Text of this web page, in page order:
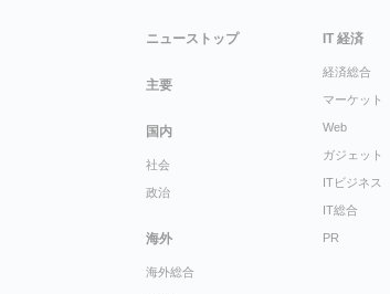
ニューストップ
主要
国内
社会
政治
海外
海外総合
IT 経済
経済総合
マーケット
Web
ガジェット
ITビジネス
IT総合
PR